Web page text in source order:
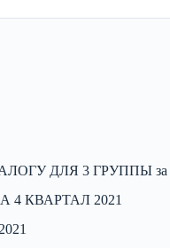
ДЛЯ 3 ГРУППЫ за
КВАРТАЛ 2021